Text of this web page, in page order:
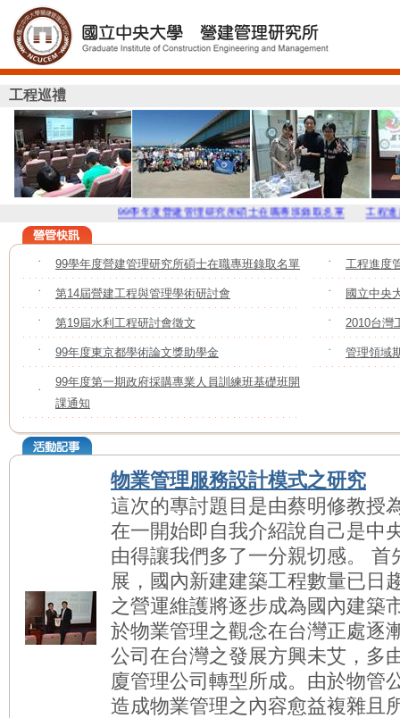
工程巡禮
99學年度營建管理研究所碩士在職專班錄取名單 工程進度管理
˙ 99學年度營建管理研究所碩士在職專班錄取名單 ˙ 工程進度
˙ 第14屆營建工程與管理學術研討會 ˙ 國立中央
˙ 第19屆水利工程研討會徵文 ˙ 2010台灣
˙ 99年度東京都學術論文獎助學金 ˙ 管理領域
˙
99年度第一期政府採購專業人員訓練班基礎班開
課通知
物業管理服務設計模式之研究
這次的專討題目是由蔡明修教授
在一開始即自我介紹說自己是中
由得讓我們多了一分親切感。
展，國內新建建築工程數量已日
之營運維護將逐步成為國內建築
於物業管理之觀念在台灣正處逐
公司在台灣之發展方興未艾，多
廈管理公司轉型所成。由於物管
造成物業管理之內容愈益複雜且